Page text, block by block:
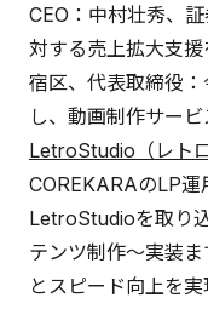
CEO：中村壮秀、
対する売上拡大支援
宿区、代表取締役
し、動画制作サービ
LetroStudio（レト
COREKARAのLP運
LetroStudioを取り
テンツ制作～実装
とスピード向上を実